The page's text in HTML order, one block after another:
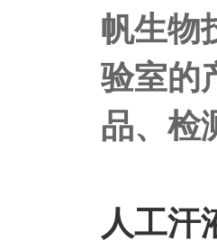
帆生物
验室的
品、检
人工汗